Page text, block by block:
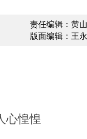
责任编辑：黄山
版面编辑：王永
心惶惶